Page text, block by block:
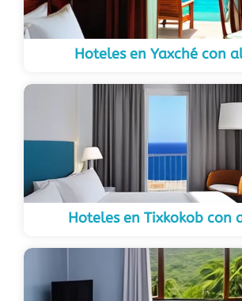
Hoteles en Yaxché con
Hoteles en Tixkokob con